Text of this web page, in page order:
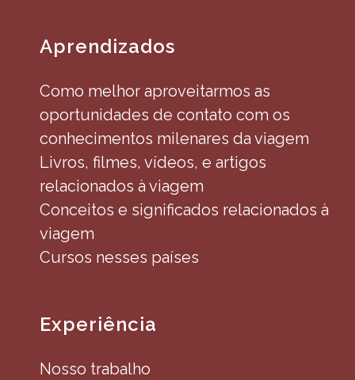
Aprendizados
Como melhor aproveitarmos as
oportunidades de contato com os
conhecimentos milenares da viagem
Livros, filmes, vídeos, e artigos
relacionados à viagem
Conceitos e significados relacionados à
viagem
Cursos nesses países
Experiência
Nosso trabalho